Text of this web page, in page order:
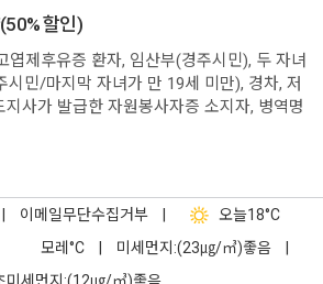
할인)
엽제후유증 환자, 임산부(경주시민), 두 자녀
시민/마지막 자녀가 만 19세 미만), 경차, 저
사가 발급한 자원봉사자증 소지자, 병역명
이메일무단수집거부 오늘18°C
모레 °C 미세먼지:(23㎍/㎥)좋음
미세먼지:(12㎍/㎥)좋음